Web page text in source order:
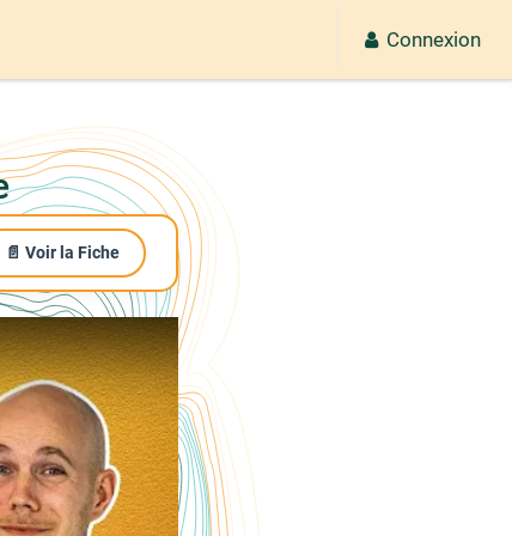
Connexion
📄 Voir la Fiche